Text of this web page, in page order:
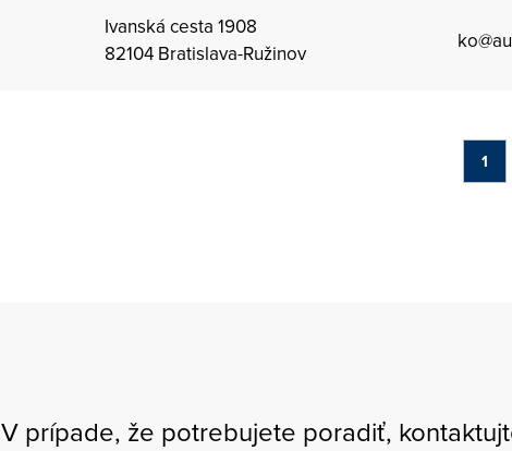
Ivanská cesta 1908
82104 Bratislava-Ružinov
1
V prípade, že potrebujete poradiť,